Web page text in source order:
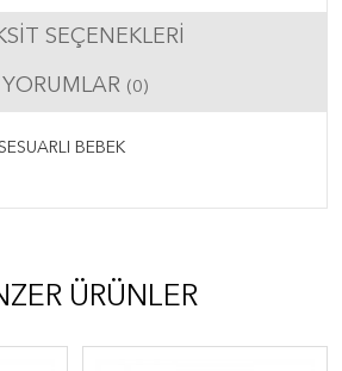
SEÇENEKLERI
YORUMLAR (0)
BEBEK
ÜRÜNLER